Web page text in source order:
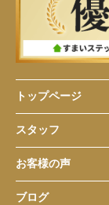
トップページ
スタッフ
お客様の声
ブログ